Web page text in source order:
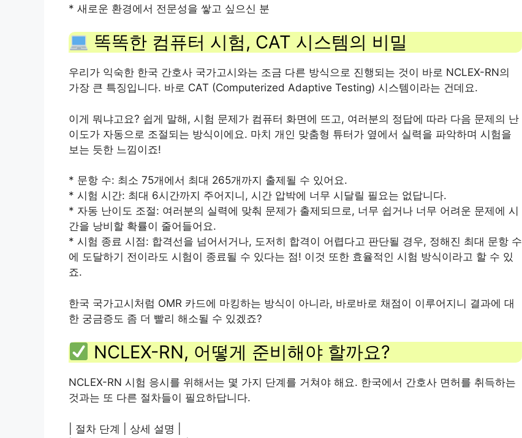
* 새로운 환경에서 전문성을 쌓고 싶으신 분
똑똑한 컴퓨터 시험, CAT 시스템의 비밀
우리가 익숙한 한국 간호사 국가고시와는 조금 다른 방식으로 진행되는 것이 바로 NCLEX-RN의
가장 큰 특징입니다. 바로 CAT (Computerized Adaptive Testing) 시스템이라는 건데요.
이게 뭐냐고요? 쉽게 말해, 시험 문제가 컴퓨터 화면에 뜨고, 여러분의 정답에 따라 다음 문제의 난
이도가 자동으로 조절되는 방식이에요. 마치 개인 맞춤형 튜터가 옆에서 실력을 파악하며 시험을
보는 듯한 느낌이죠!
* 문항 수: 최소 75개에서 최대 265개까지 출제될 수 있어요.
* 시험 시간: 최대 6시간까지 주어지니, 시간 압박에 너무 시달릴 필요는 없답니다.
* 자동 난이도 조절: 여러분의 실력에 맞춰 문제가 출제되므로, 너무 쉽거나 너무 어려운 문제에 시
간을 낭비할 확률이 줄어들어요.
* 시험 종료 시점: 합격선을 넘어서거나, 도저히 합격이 어렵다고 판단될 경우, 정해진 최대 문항 수
에 도달하기 전이라도 시험이 종료될 수 있다는 점! 이것 또한 효율적인 시험 방식이라고 할 수 있
죠.
한국 국가고시처럼 OMR 카드에 마킹하는 방식이 아니라, 바로바로 채점이 이루어지니 결과에 대
한 궁금증도 좀 더 빨리 해소될 수 있겠죠?
NCLEX-RN, 어떻게 준비해야 할까요?
NCLEX-RN 시험 응시를 위해서는 몇 가지 단계를 거쳐야 해요. 한국에서 간호사 면허를 취득하는
것과는 또 다른 절차들이 필요하답니다.
| 절차 단계 | 상세 설명 |